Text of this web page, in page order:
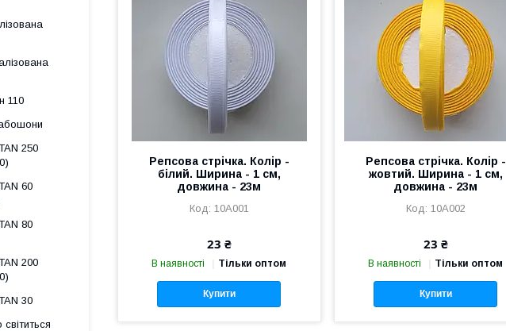
Репсова стрічка. Колір -
білий. Ширина - 1 см,
довжина - 23м
10А001
23 ₴
В наявності Тільки оптом
Купити
Репсова стрічка. Колір -
жовтий. Ширина - 1 см,
довжина - 23м
10А002
23 ₴
В наявності Тільки оптом
Купити
110
250
60
80
200
30